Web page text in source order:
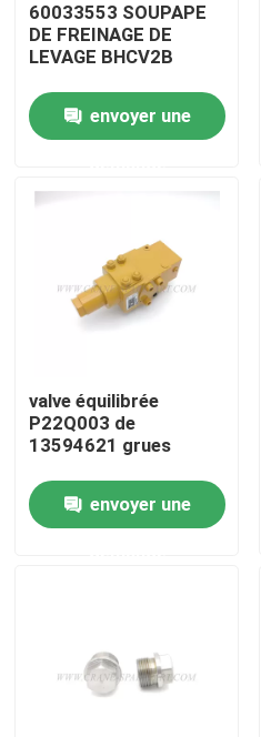
Aperçu
Visite d'usine
Contact
nouvelles
Pièces de rechange de grue
60033553 SOUPAPE
DE FREINAGE DE
LEVAGE BHCV2B
envoyer une
valve équilibrée
P22Q003 de
13594621 grues
envoyer une